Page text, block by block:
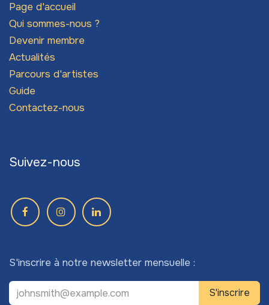
Page d'accueil
Qui sommes-nous ?
Devenir membre
Actualités
Parcours d'artistes
Guide
Contactez-nous
Suivez-nous
S'inscrire à notre newsletter mensuelle :
S'inscrire